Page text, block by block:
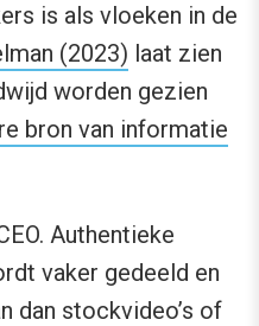
is als vloeken in de
(2023) laat zien
worden gezien
bron van informatie
Authentieke
vaker gedeeld en
dan stockvideo’s of